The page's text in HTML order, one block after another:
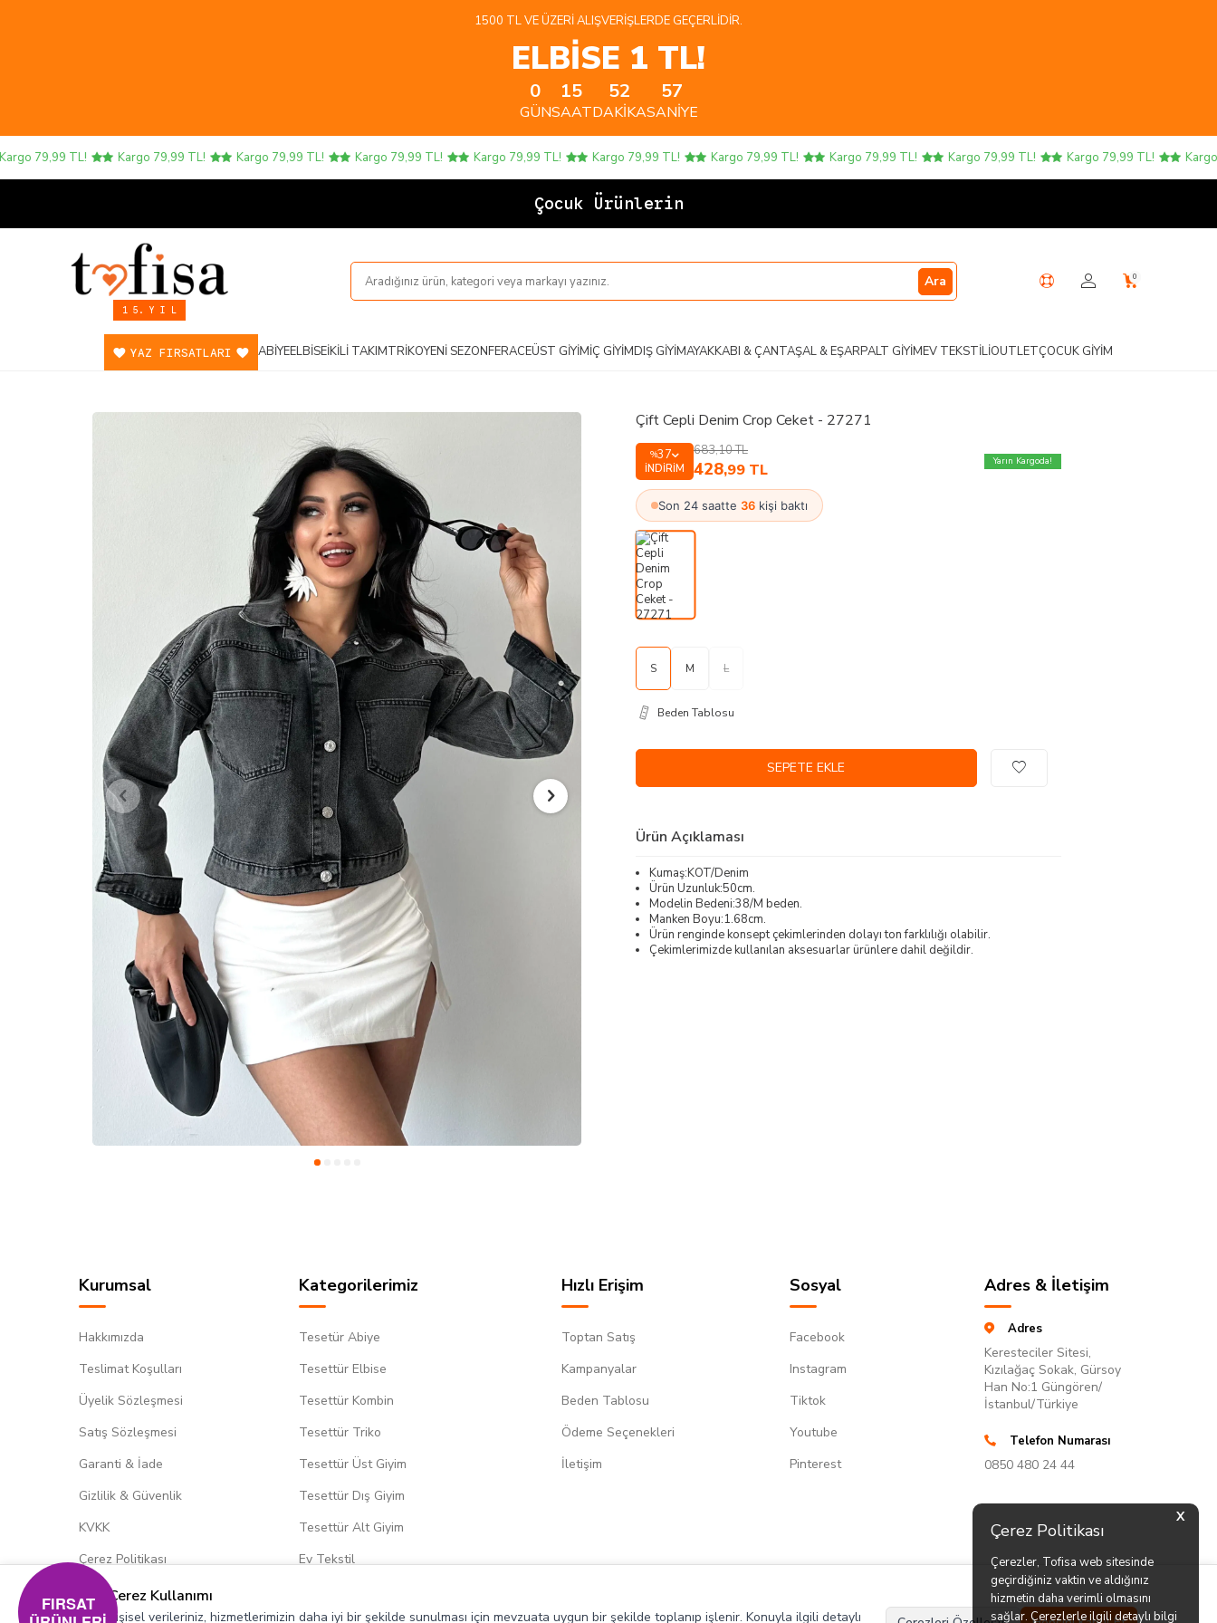
X
Çerez Politikası
Çerezler, Tofisa web sitesinde
geçirdiğiniz vaktin ve aldığınız
hizmetin daha verimli olmasını
sağlar. Çerezlerle ilgili detaylı bilgi
1500 TL VE ÜZERI ALIŞVERIŞLERDE GEÇERLIDIR.
ELBİSE 1 TL!
0
GÜN
15
SAAT
52
DAKIKA
56
SANIYE
79,99 TL! Kargo 79,99 TL! Kargo 79,99 TL! Kargo 79,99 TL! Kargo 79,99 TL! Kargo 79,99 TL! Kargo 79,99 TL! Kargo 79,99 TL! Kargo 79,99 TL! Kargo 79,99 TL! Kargo
Çocuk Ürünlerinde 4
1 5. Y I L
Ara 0
YAZ FIRSATLARI ABIYEELBISEİKILI TAKIMTRIKOYENI SEZONFERACEÜST GIYIMİÇ GIYIMDIŞ GIYIMAYAKKABI & ÇANTAŞAL & EŞARPALT GIYIMEV TEKSTILIOUTLETÇOCUK GIYIM
Çift Cepli Denim Crop Ceket - 27271
%37
İNDIRIM
683,10TL
428,99 TL Yarın Kargoda!
Son 24 saatte 36 kişi baktı
S M L
Beden Tablosu
SEPETE EKLE
Ürün Açıklaması
Kumaş:KOT/Denim
Ürün Uzunluk:50cm.
Modelin Bedeni:38/M beden.
Manken Boyu:1.68cm.
Ürün renginde konsept çekimlerinden dolayı ton farklılığı olabilir.
Çekimlerimizde kullanılan aksesuarlar ürünlere dahil değildir.
Kurumsal
Hakkımızda
Teslimat Koşulları
Üyelik Sözleşmesi
Satış Sözleşmesi
Garanti & İade
Gizlilik & Güvenlik
KVKK
Çerez Politikası
Kategorilerimiz
Tesetür Abiye
Tesettür Elbise
Tesettür Kombin
Tesettür Triko
Tesettür Üst Giyim
Tesettür Dış Giyim
Tesettür Alt Giyim
Ev Tekstil
Hızlı Erişim
Toptan Satış
Kampanyalar
Beden Tablosu
Ödeme Seçenekleri
İletişim
Sosyal
Facebook
Instagram
Tiktok
Youtube
Pinterest
Adres & İletişim
Adres
Keresteciler Sitesi,
Kızılağaç Sokak, Gürsoy
Han No:1 Güngören/
İstanbul/Türkiye
Telefon Numarası
0850 480 24 44
Çerez Kullanımı
Kişisel verileriniz, hizmetlerimizin daha iyi bir şekilde sunulması için mevzuata uygun bir şekilde toplanıp işlenir. Konuyla ilgili detaylı
FIRSAT